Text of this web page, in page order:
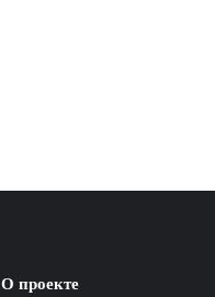
О проекте